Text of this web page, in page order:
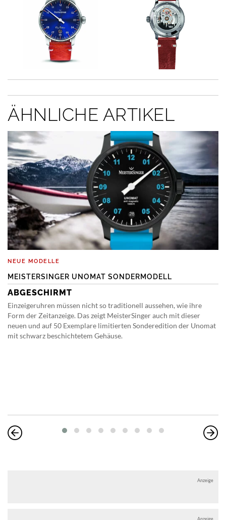
ÄHNLICHE ARTIKEL
NEUE MODELLE
MEISTERSINGER UNOMAT SONDERMODELL
ABGESCHIRMT
Einzeigeruhren müssen nicht so traditionell aussehen, wie ihre
Form der Zeitanzeige. Das zeigt MeisterSinger auch mit dieser
neuen und auf 50 Exemplare limitierten Sonderedition der Unomat
mit schwarz beschichtetem Gehäuse.
Anzeige
Anzeige